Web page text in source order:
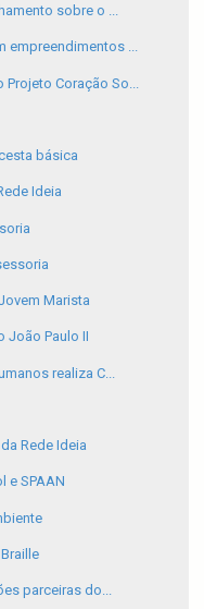
sobre o ...
empreendimentos ...
Coração So...
básica
Ideia
Marista
João Paulo II
realiza C...
Rede Ideia
e SPAAN
parceiras do...